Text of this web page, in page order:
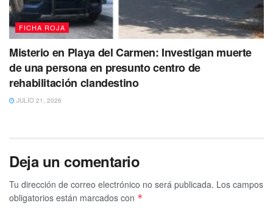
realicen las denuncias correspondientes para poder
realizar las investigaciones.
FICHA ROJA
Misterio en Playa del Carmen: Investigan muerte
de una persona en presunto centro de
rehabilitación clandestino
JULIO 21, 2026
Deja un comentario
Tu dirección de correo electrónico no será publicada. Los campos
obligatorios están marcados con *